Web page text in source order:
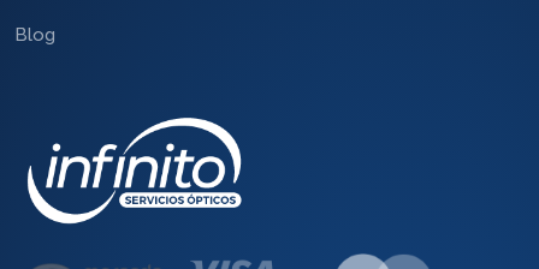
Blog